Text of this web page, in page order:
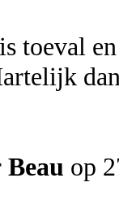
toeval
Beau op